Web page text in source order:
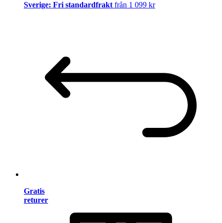
Sverige: Fri standardfrakt från 1 099 kr
Gratis
returer